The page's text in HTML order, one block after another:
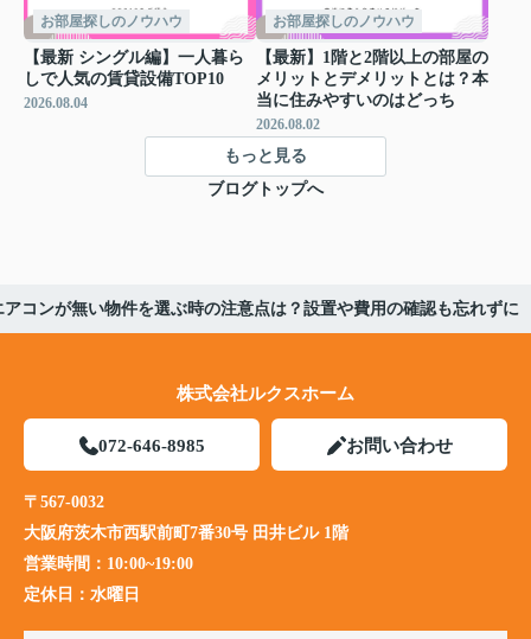
お部屋探しのノウハウ
【最新 シングル編】一人暮ら
しで人気の賃貸設備TOP10
2026.08.04
お部屋探しのノウハウ
【最新】1階と2階以上の部屋の
メリットとデメリットとは？本
当に住みやすいのはどっち
2026.08.02
もっと見る
ブログトップへ
アコンが無い物件を選ぶ時の注意点は？設置や費用の確認も忘れずに
株式会社ルクスホーム
072-646-8985 お問い合わせ
〒567-0032
大阪府茨木市西駅前町7番30号 田井ビル 1階
営業時間： 10:00~19:00
定休日： 水曜日